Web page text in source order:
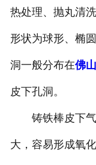
热处理、抛丸清
形状为球形、椭
洞一般分布在佛
皮下孔洞。
铸铁棒皮下气
大，容易形成氧